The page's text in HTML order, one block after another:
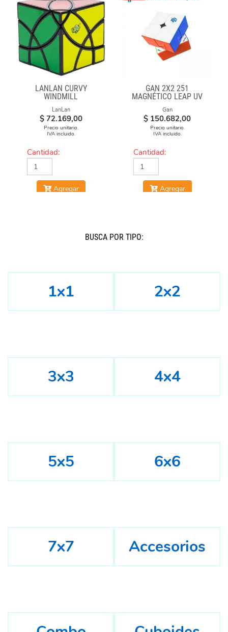
LANLAN CURVY
WINDMILL
LanLan
$ 72.169,00
Precio unitario.
IVA incluido.
Cantidad:
Agregar
GAN 2X2 251
MAGNÉTICO LEAP UV
Gan
$ 150.682,00
Precio unitario.
IVA incluido.
Cantidad:
Agregar
BUSCÁ POR TIPO:
1x1 2x2
3x3 4x4
5x5 6x6
7x7 Accesorios